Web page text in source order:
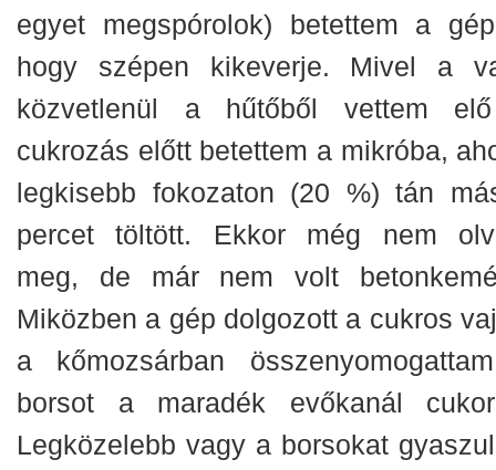
egyet megspórolok) betettem a
hogy szépen kikeverje. Mivel a
közvetlenül a hűtőből vettem
cukrozás előtt betettem a mikróba,
legkisebb fokozaton (20 %) tán
percet töltött. Ekkor még nem
meg, de már nem volt
Miközben a gép dolgozott a cukros
a kőmozsárban
borsot a maradék evőkanál
Legközelebb vagy a borsokat